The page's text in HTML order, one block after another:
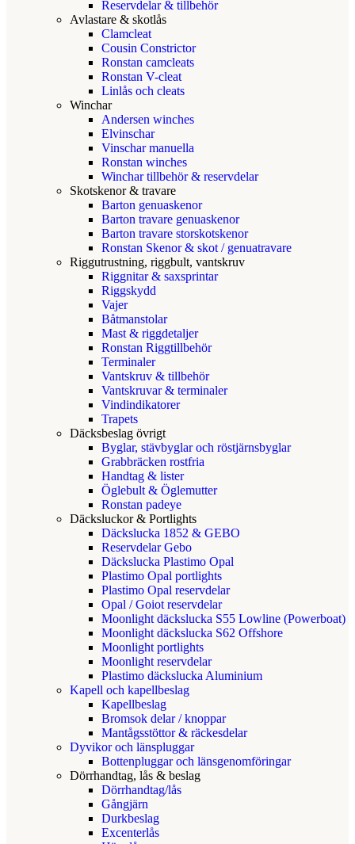
Reservdelar & tillbehör
Avlastare & skotlås
Clamcleat
Cousin Constrictor
Ronstan camcleats
Ronstan V-cleat
Linlås och cleats
Winchar
Andersen winches
Elvinschar
Vinschar manuella
Ronstan winches
Winchar tillbehör & reservdelar
Skotskenor & travare
Barton genuaskenor
Barton travare genuaskenor
Barton travare storskotskenor
Ronstan Skenor & skot / genuatravare
Riggutrustning, riggbult, vantskruv
Riggnitar & saxsprintar
Riggskydd
Vajer
Båtmanstolar
Mast & riggdetaljer
Ronstan Riggtillbehör
Terminaler
Vantskruv & tillbehör
Vantskruvar & terminaler
Vindindikatorer
Trapets
Däcksbeslag övrigt
Byglar, stävbyglar och röstjärnsbyglar
Grabbräcken rostfria
Handtag & lister
Öglebult & Öglemutter
Ronstan padeye
Däcksluckor & Portlights
Däckslucka 1852 & GEBO
Reservdelar Gebo
Däckslucka Plastimo Opal
Plastimo Opal portlights
Plastimo Opal reservdelar
Opal / Goiot reservdelar
Moonlight däckslucka S55 Lowline (Powerboat)
Moonlight däckslucka S62 Offshore
Moonlight portlights
Moonlight reservdelar
Plastimo däckslucka Aluminium
Kapell och kapellbeslag
Kapellbeslag
Bromsok delar / knoppar
Mantågsstöttor & räckesdelar
Dyvikor och länspluggar
Bottenpluggar och länsgenomföringar
Dörrhandtag, lås & beslag
Dörrhandtag/lås
Gångjärn
Durkbeslag
Excenterlås